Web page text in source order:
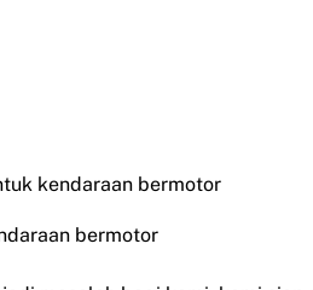
kendaraan bermotor
bermotor